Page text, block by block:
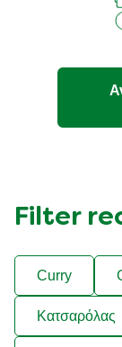
Filter
Curry
Κατσαρόλας